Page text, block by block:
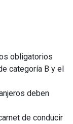
obligatorios
categoría B y el
deben
de conducir